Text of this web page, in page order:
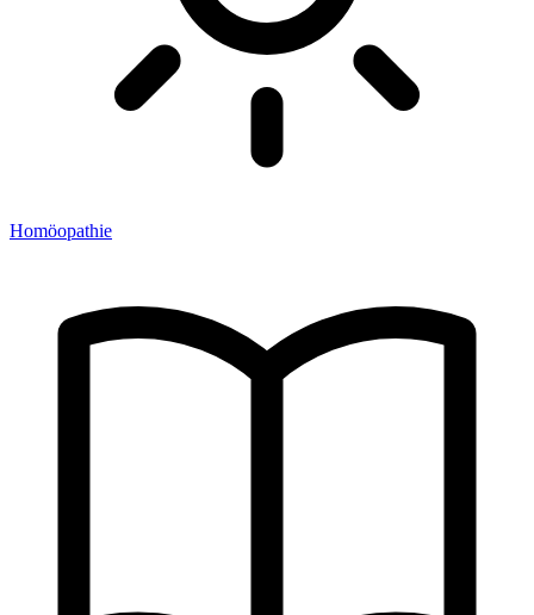
Homöopathie